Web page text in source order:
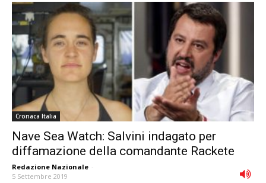
Cronaca Italia
Nave Sea Watch: Salvini indagato per
diffamazione della comandante Rackete
Redazione Nazionale -
5 Settembre 2019